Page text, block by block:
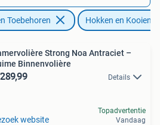
Toebehoren Hokken en Kooien
Strong Noa Antraciet –
Binnenvolière
Details
website
Topadvertentie
Vandaag